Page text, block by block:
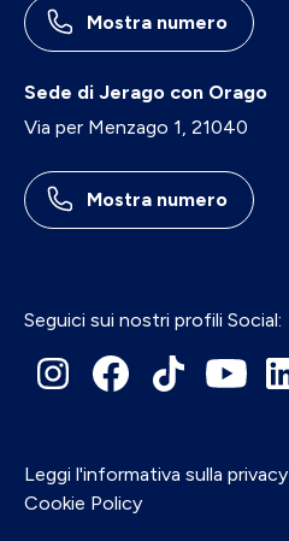
Mostra numero
Sede di Jerago con Orago
Via per Menzago 1, 21040
Mostra numero
Seguici sui nostri profili Social:
Leggi l'informativa sulla privacy
Cookie Policy